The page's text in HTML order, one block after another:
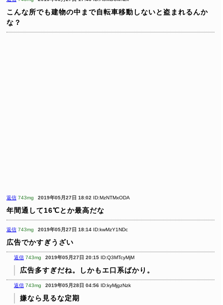
こんな所でも建物の中まで自転車移動しないと盗まれるんか
な？
返信 743mg 2019年05月27日 18:02 ID:MzNTMxODA
年間通して16℃とか最高だな
返信 743mg 2019年05月27日 18:14 ID:kwMzY1NDc
広告でかすぎうざい
返信 743mg 2019年05月27日 20:15 ID:Q3MTcyMjM
広告多すぎだね。しかもエ口系ばかり。
返信 743mg 2019年05月28日 04:56 ID:kyMjgzNzk
嫌なら見るな定期